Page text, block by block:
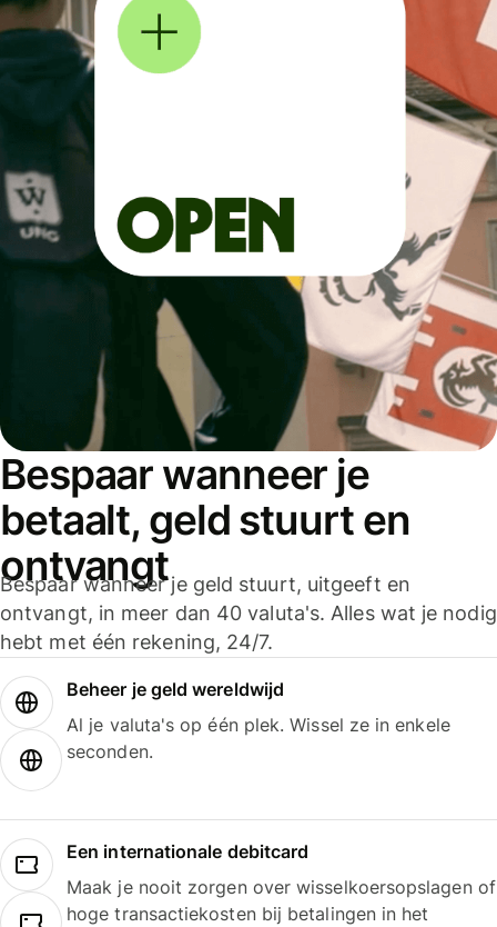
Bespaar wanneer je
betaalt, geld stuurt en
ontvangt
Bespaar wanneer je geld stuurt, uitgeeft en
ontvangt, in meer dan 40 valuta's. Alles wat je nodig
hebt met één rekening, 24/7.
Beheer je geld wereldwijd
Al je valuta's op één plek. Wissel ze in enkele
seconden.
Een internationale debitcard
Maak je nooit zorgen over wisselkoersopslagen of
hoge transactiekosten bij betalingen in het